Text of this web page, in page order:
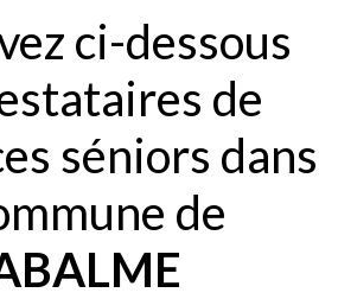
ci-dessous
de
séniors dans
de